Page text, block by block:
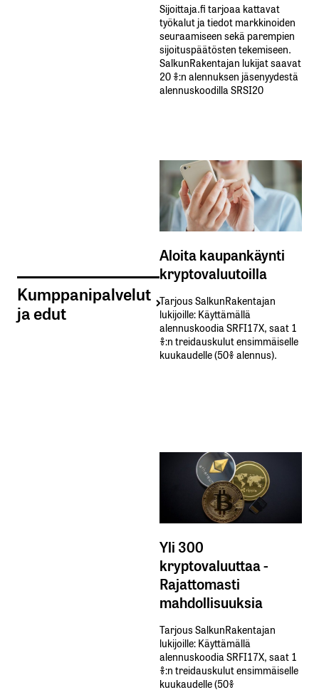
Kumppanipalvelut
ja edut
Sijoittaja.fi tarjoaa kattavat
työkalut ja tiedot markkinoiden
seuraamiseen sekä parempien
sijoituspäätösten tekemiseen.
SalkunRakentajan lukijat saavat
20 %:n alennuksen jäsenyydestä
alennuskoodilla SRSI20
Aloita kaupankäynti
kryptovaluutoilla
Tarjous SalkunRakentajan
lukijoille: Käyttämällä​ ​
alennuskoodia​ ​SRFI17X,​ ​saat​ ​1
%:n treidauskulut​ ​ensimmäiselle​ ​
kuukaudelle​ ​(50%​ ​alennus).
Yli 300
kryptovaluuttaa -
Rajattomasti
mahdollisuuksia
Tarjous SalkunRakentajan
lukijoille: Käyttämällä​ ​
alennuskoodia​ ​SRFI17X,​ ​saat​ ​1
%:n treidauskulut​ ​ensimmäiselle​ ​
kuukaudelle​ ​(50%​ ​